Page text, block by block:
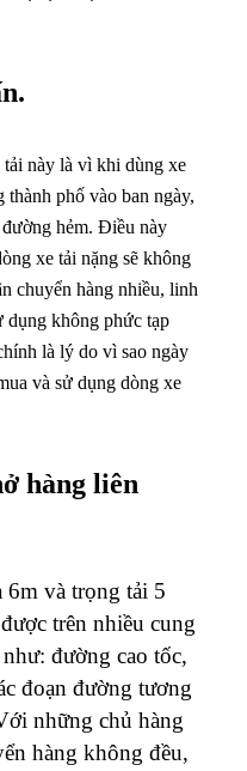
này là vì khi dùng xe
thành phố vào ban ngày,
hẻm. Điều này
xe tải nặng sẽ không
chuyển hàng nhiều, linh
dụng không phức tạp
là lý do vì sao ngày
và sử dụng dòng xe
hàng liên
và trọng tải 5
trên nhiều cung
đường cao tốc,
đoạn đường tương
những chủ hàng
hàng không đều,